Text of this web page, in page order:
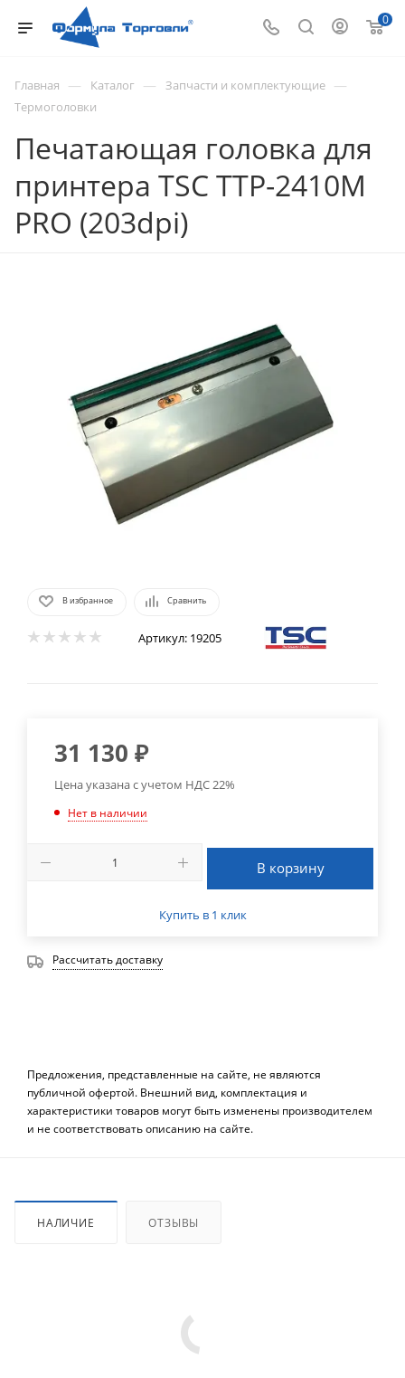
0
Главная — Каталог — Запчасти и комплектующие —
Термоголовки
Печатающая головка для
принтера TSC TTP-2410M
PRO (203dpi)
В избранное Сравнить
Артикул: 19205
31 130 ₽
Цена указана с учетом НДС 22%
Нет в наличии
В корзину
Купить в 1 клик
Рассчитать доставку
Предложения, представленные на сайте, не являются
публичной офертой. Внешний вид, комплектация и
характеристики товаров могут быть изменены производителем
и не соответствовать описанию на сайте.
НАЛИЧИЕ ОТЗЫВЫ